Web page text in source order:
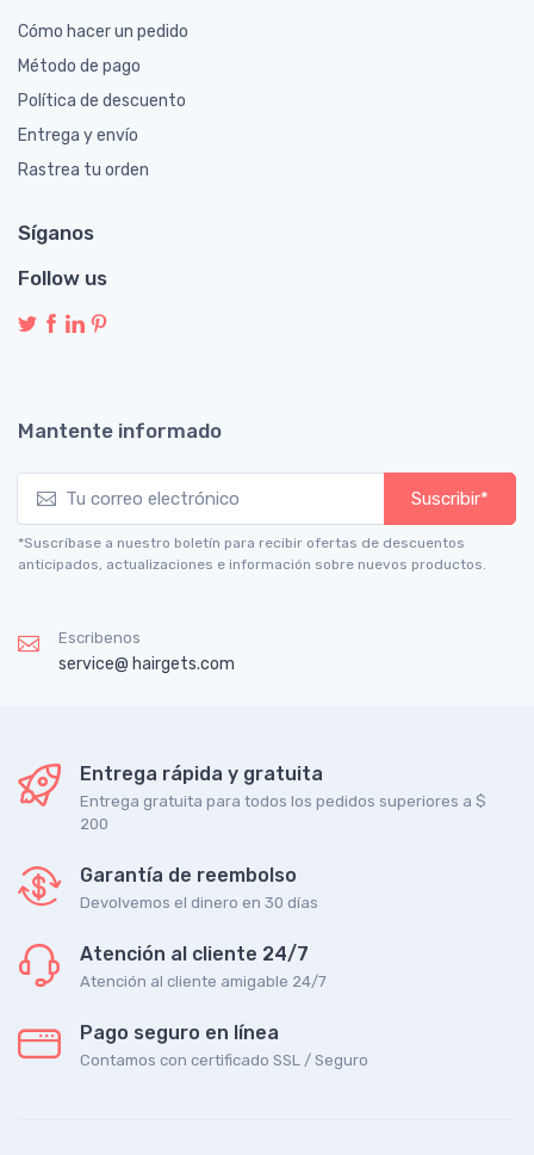
Cómo hacer un pedido
Método de pago
Política de descuento
Entrega y envío
Rastrea tu orden
Síganos
Follow us
Mantente informado
Suscribir*
*Suscríbase a nuestro boletín para recibir ofertas de descuentos
anticipados, actualizaciones e información sobre nuevos productos.
Escribenos
service@ hairgets.com
Entrega rápida y gratuita
Entrega gratuita para todos los pedidos superiores a $
200
Garantía de reembolso
Devolvemos el dinero en 30 días
Atención al cliente 24/7
Atención al cliente amigable 24/7
Pago seguro en línea
Contamos con certificado SSL / Seguro